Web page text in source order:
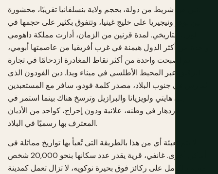
بنين هي شريط من دولة، بحجم ولاية بنسلفانيا تقريبًا، محشورة
بين توغو ونيجيريا على خليج غينيا، وتتفوق بكثير على حجمها في
الوزن التاريخي. لمدة قرنين من الزمان، أدارت مملكة داهومي
واحدة من أكثر الدول هيمنة في غرب أفريقيا من عاصمتها أبومي،
ثم أصبحت واحدة من أكثر نقاط المغادرة ازدحامًا في تجارة
الرقيق عبر المحيط الأطلسي في ميناء ويدا. دين الفودون الذي
يُمارس في جنوب البلاد، مصدر كلمة فودو، سافر مع المستعبدين
إلى هايتي ولويزيانا والبرازيل وترسخ هناك بينما استمر في
الازدهار في وطنه، علانية ودون إحراج، كواحد من الأديان
المعترف بها رسميًا في البلاد.
لا يتم تعبئة أي من هذا بالطريقة التي تُعبأ بها تواريخ مماثلة في
أماكن أخرى. غانفي، قرية يقدر عدد سكانها بنحو 20,000 شخص
مبنية بالكامل على ركائز فوق بحيرة نوكويه، لا تزال تعمل كمدينة